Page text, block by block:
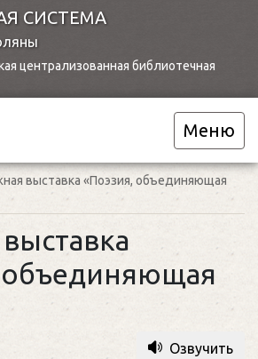
СИСТЕМА
централизованная библиотечная
Меню
выставка «Поэзия, объединяющая
объединяющая
Озвучить